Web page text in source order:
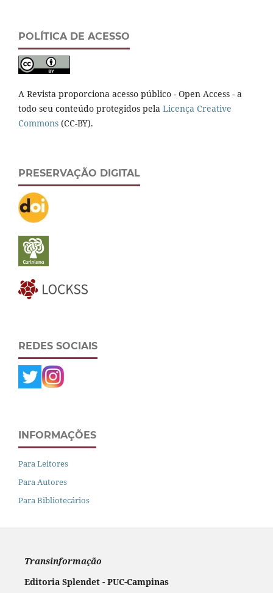
POLÍTICA DE ACESSO
A Revista proporciona acesso público - Open Access - a
todo seu conteúdo protegidos pela Licença Creative
Commons (CC-BY).
PRESERVAÇÃO DIGITAL
REDES SOCIAIS
INFORMAÇÕES
Para Leitores
Para Autores
Para Bibliotecários
Transinformação
Editoria Splendet - PUC-Campinas